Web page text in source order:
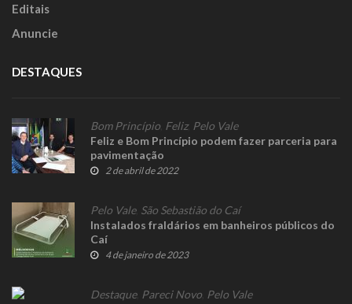
Editais
Anuncie
DESTAQUES
Bom Princípio Feliz, Pelo Vale
Feliz e Bom Princípio podem fazer parceria para
pavimentação
2 de abril de 2022
Pelo Vale, São Sebastião do Caí
Instalados fraldários em banheiros públicos do
Caí
4 de janeiro de 2023
Destaque, Pareci Novo Pelo Vale